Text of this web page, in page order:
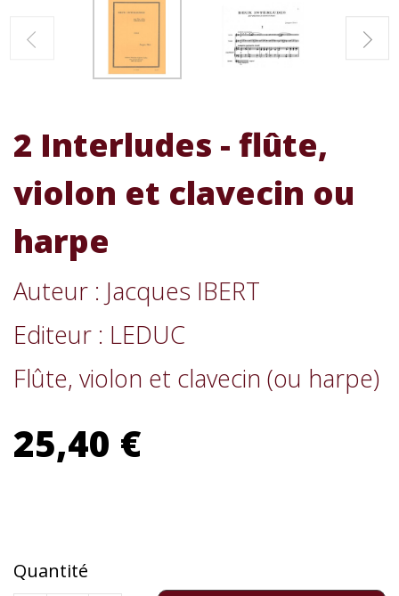
2 Interludes - flûte,
violon et clavecin ou
harpe
Auteur : Jacques IBERT
Editeur : LEDUC
Flûte, violon et clavecin (ou harpe)
25,40 €
Quantité